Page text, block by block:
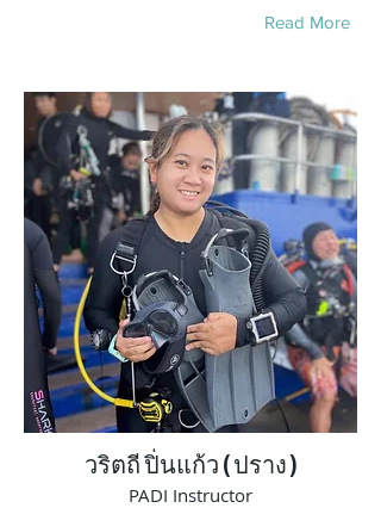
Read More
วริตถี ปิ่นแก้ว ( ปราง )
PADI Instructor